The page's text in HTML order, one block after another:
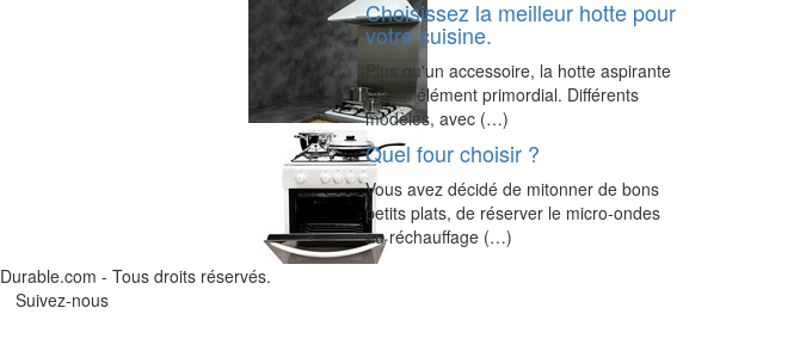
Choisissez la meilleur hotte pour
votre cuisine.
Plus qu'un accessoire, la hotte aspirante
est un élément primordial. Différents
modèles, avec (…)
Quel four choisir ?
Vous avez décidé de mitonner de bons
petits plats, de réserver le micro-ondes
au réchauffage (…)
- Tous droits réservés.
Suivez-nous